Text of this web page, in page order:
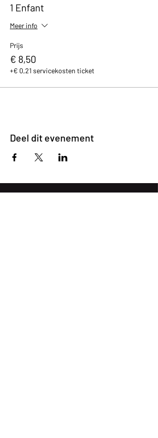
1 Enfant
Meer info
Prijs
€ 8,50
+€ 0,21 servicekosten ticket
Deel dit evenement